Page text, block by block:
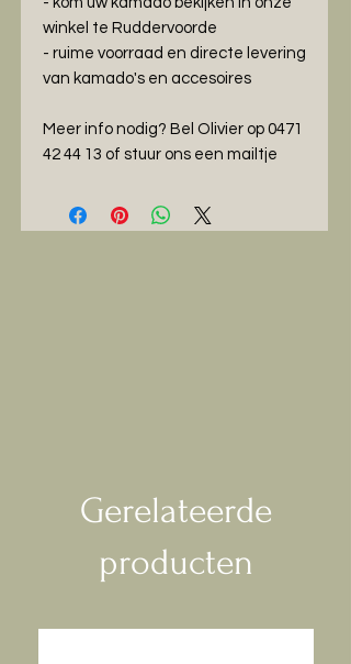
winkel te Ruddervoorde
- ruime voorraad en directe levering
van kamado's en accesoires
Meer info nodig? Bel Olivier op 0471
42 44 13 of stuur ons een mailtje
Gerelateerde
producten